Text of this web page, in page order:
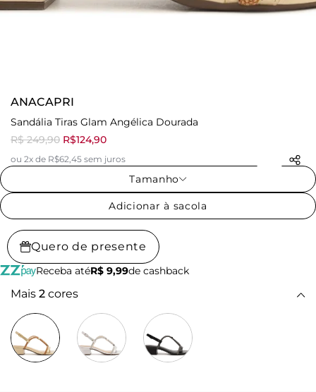
ANACAPRI
Sandália Tiras Glam Angélica Dourada
R$ 249,90 R$124,90
ou 2x de R$62,45 sem juros
Tamanho
Adicionar à sacola
Quero de presente
Receba atéR$ 9,99de cashback
Mais 2 cores